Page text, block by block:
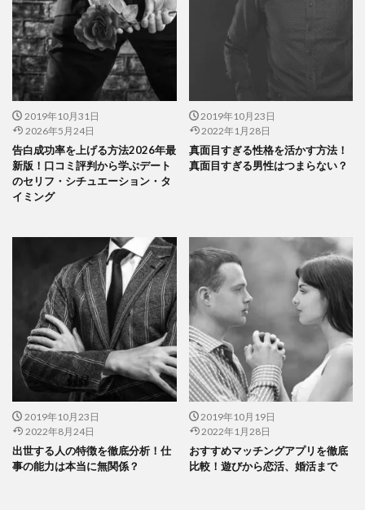
2019年10月31日
2026年5月24日
告白成功率を上げる方法2026年最
新版！口コミ評判から学ぶデート
のセリフ・シチュエーション・タ
イミング
2019年10月23日
2022年1月28日
真面目すぎる性格を活かす方法！
真面目すぎる男性はつまらない？
2019年10月23日
2022年8月24日
出世する人の特徴を徹底分析！仕
事の能力は本当に無関係？
2019年10月19日
2022年1月28日
おすすめマッチングアプリを徹底
比較！遊びから恋活、婚活まで